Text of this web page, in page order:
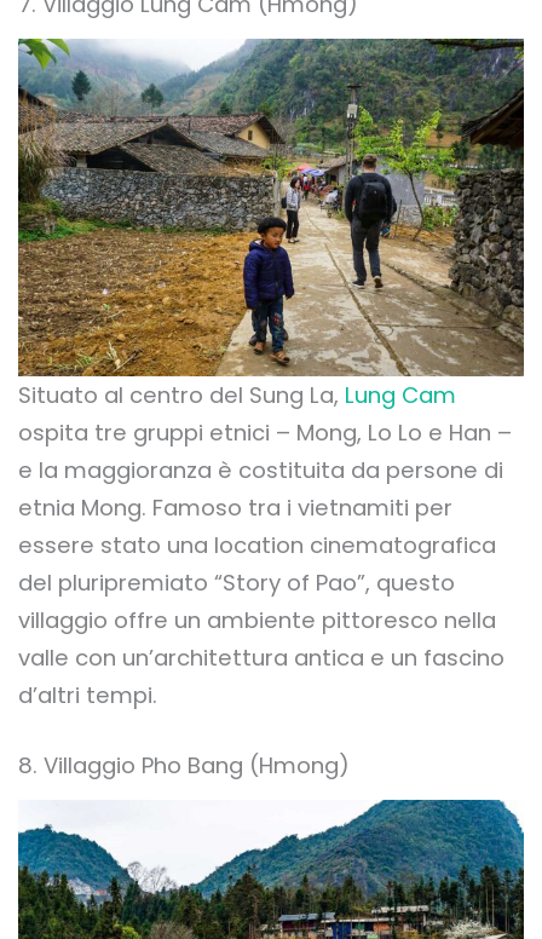
Situato al centro del Sung La, Lung Cam
ospita tre gruppi etnici – Mong, Lo Lo e Han –
e la maggioranza è costituita da persone di
etnia Mong. Famoso tra i vietnamiti per
essere stato una location cinematografica
del pluripremiato “Story of Pao”, questo
villaggio offre un ambiente pittoresco nella
valle con un’architettura antica e un fascino
d’altri tempi.
8. Villaggio Pho Bang (Hmong)